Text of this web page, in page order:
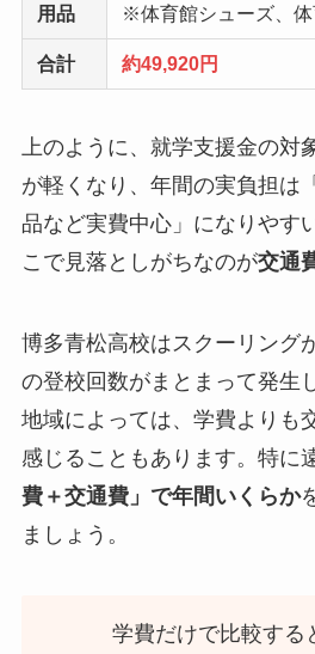
用品
※体育館シューズ、
合計 約49,920円
上のように、就学支援金の対
が軽くなり、年間の実負担は
品など実費中心」になりやす
こで見落としがちなのが交通
博多青松高校はスクーリング
の登校回数がまとまって発生
地域によっては、学費よりも
感じることもあります。特に
費＋交通費」で年間いくらか
ましょう。
学費だけで比較する